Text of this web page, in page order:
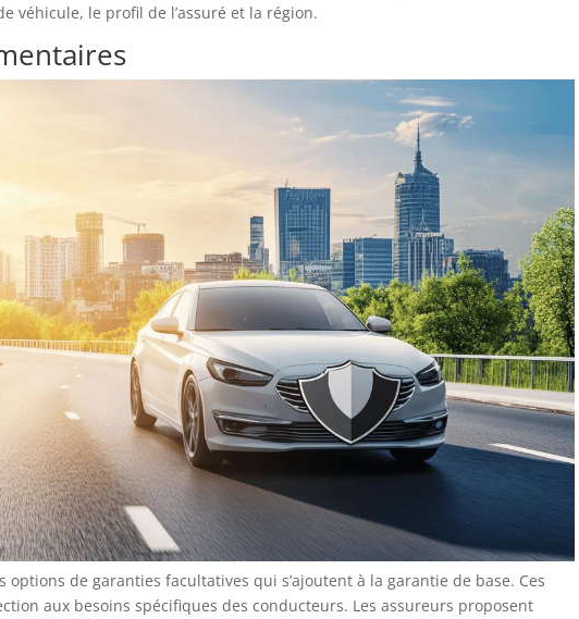
véhicule, le profil de l’assuré et la région.
options de garanties facultatives qui s’ajoutent à la garantie de base. Ces
aux besoins spécifiques des conducteurs. Les assureurs proposent